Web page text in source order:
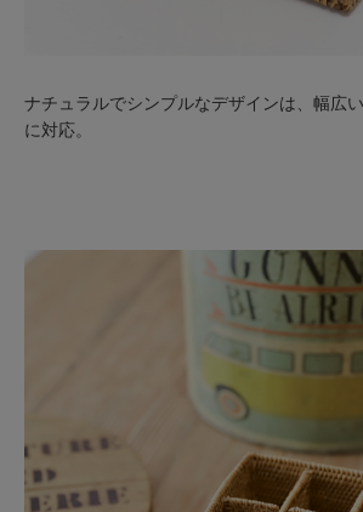
ナチュラルでシンプルなデザインは、幅広
に対応。